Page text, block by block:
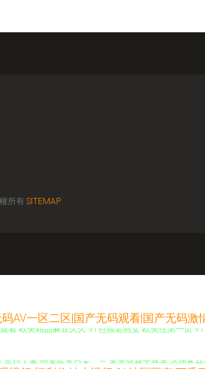
所有 SITEMAP
AV一区二区|国产无码观看|国产无码激
欧美精品麻豆久久 91色狼老熟女 欧美性第一页 91